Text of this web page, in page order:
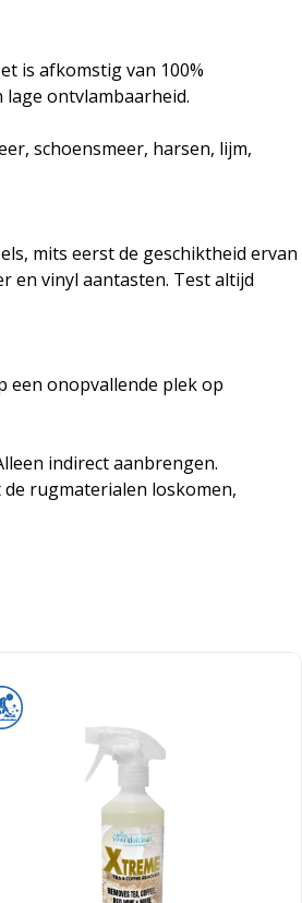
is afkomstig van 100%
ontvlambaarheid.
schoensmeer, harsen, lijm,
mits eerst de geschiktheid ervan
en vinyl aantasten. Test altijd
een onopvallende plek op
indirect aanbrengen.
rugmaterialen loskomen,